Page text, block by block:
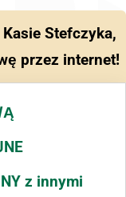
Stefczyka,
przez internet!
z innymi